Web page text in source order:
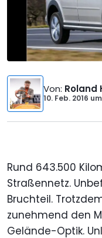
Von: Roland
10. Feb. 2016 um
Rund 643.500
Straßennetz.
Bruchteil.
zunehmend den
Gelände-Optik.